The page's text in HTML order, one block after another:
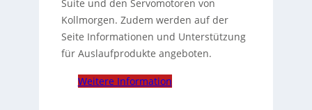
Suite und den Servomotoren von
Kollmorgen. Zudem werden auf der
Seite Informationen und Unterstützung
für Auslaufprodukte angeboten.
Weitere Information